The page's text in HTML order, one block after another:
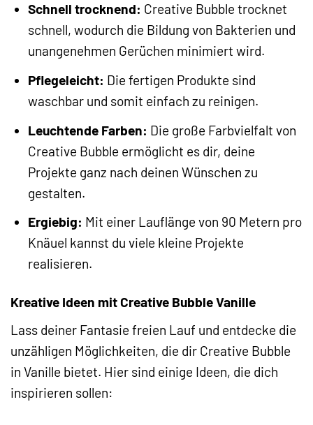
Schnell trocknend: Creative Bubble trocknet
schnell, wodurch die Bildung von Bakterien und
unangenehmen Gerüchen minimiert wird.
Pflegeleicht: Die fertigen Produkte sind
waschbar und somit einfach zu reinigen.
Leuchtende Farben: Die große Farbvielfalt von
Creative Bubble ermöglicht es dir, deine
Projekte ganz nach deinen Wünschen zu
gestalten.
Ergiebig: Mit einer Lauflänge von 90 Metern pro
Knäuel kannst du viele kleine Projekte
realisieren.
Kreative Ideen mit Creative Bubble Vanille
Lass deiner Fantasie freien Lauf und entdecke die
unzähligen Möglichkeiten, die dir Creative Bubble
in Vanille bietet. Hier sind einige Ideen, die dich
inspirieren sollen: